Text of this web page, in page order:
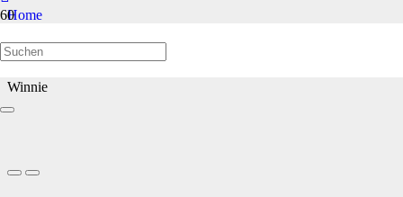
Home
Welpen/Junghunde bis 1 Jahr
Winnie